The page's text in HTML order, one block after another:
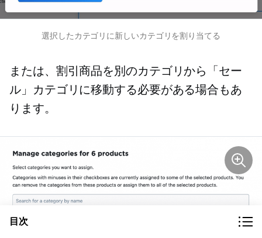
選択したカテゴリに新しいカテゴリを割り当てる
または、割引商品を別のカテゴリから「セー
ル」カテゴリに移動する必要がある場合もあ
ります。
目次